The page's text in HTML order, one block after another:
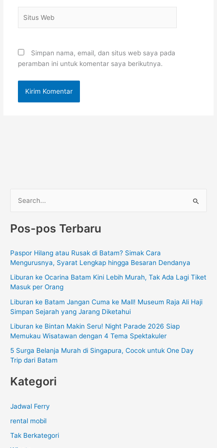
Web
Simpan nama, email, dan situs web saya pada
peramban ini untuk komentar saya berikutnya.
r
u
t
Pos-pos Terbaru
Paspor Hilang atau Rusak di Batam? Simak Cara
Mengurusnya, Syarat Lengkap hingga Besaran Dendanya
Liburan ke Ocarina Batam Kini Lebih Murah, Tak Ada Lagi Tiket
Masuk per Orang
Liburan ke Batam Jangan Cuma ke Mall! Museum Raja Ali Haji
Simpan Sejarah yang Jarang Diketahui
Liburan ke Bintan Makin Seru! Night Parade 2026 Siap
Memukau Wisatawan dengan 4 Tema Spektakuler
5 Surga Belanja Murah di Singapura, Cocok untuk One Day
Trip dari Batam
Kategori
Jadwal Ferry
rental mobil
Tak Berkategori